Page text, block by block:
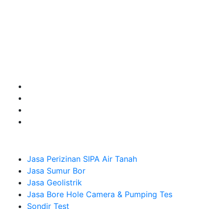
Jasa Perizinan SIPA Air Tanah
Jasa Sumur Bor
Jasa Geolistrik
Jasa Bore Hole Camera & Pumping Tes
Sondir Test